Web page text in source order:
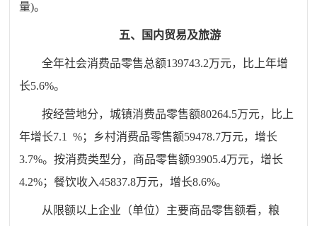
量)。
五、国内贸易及旅游
全年社会消费品零售总额139743.2万元，比上年增
长5.6%。
按经营地分，城镇消费品零售额80264.5万元，比上
年增长7.1 %；乡村消费品零售额59478.7万元，增长
3.7%。按消费类型分，商品零售额93905.4万元，增长
4.2%；餐饮收入45837.8万元，增长8.6%。
从限额以上企业（单位）主要商品零售额看，粮